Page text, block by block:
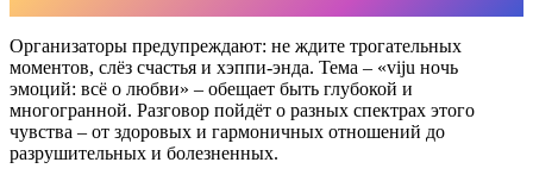
Организаторы предупреждают: не ждите трогательных
моментов, слёз счастья и хэппи-энда. Тема – «viju ночь
эмоций: всё о любви» – обещает быть глубокой и
многогранной. Разговор пойдёт о разных спектрах этого
чувства – от здоровых и гармоничных отношений до
разрушительных и болезненных.